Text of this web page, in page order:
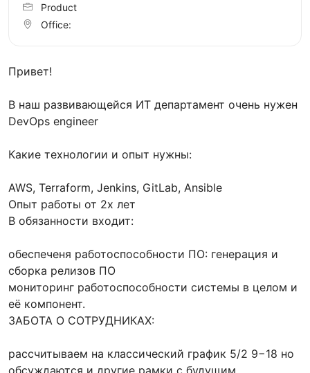
Привет!
В наш развивающейся ИТ департамент очень нужен
DevOps engineer
Какие технологии и опыт нужны:
AWS, Terraform, Jenkins, GitLab, Ansible
Опыт работы от 2х лет
В обязанности входит:
обеспеченя работоспособности ПО: генерация и
сборка релизов ПО
мониторинг работоспособности системы в целом и
её компонент.
ЗАБОТА О СОТРУДНИКАХ:
рассчитываем на классический график 5/2 9−18 но
обсуждаются и другие рамки с будущим
Product
Office: